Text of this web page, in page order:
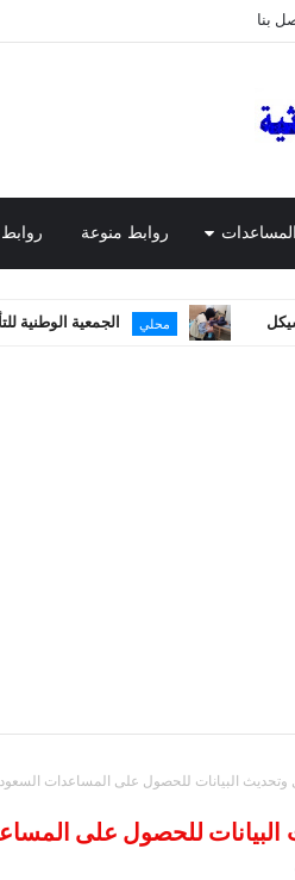
بنا
روابط منوعة
محلي الجمعية الوطنية للتأهيل تواصل
البيانات للحصول على المساعدات
للحصول على